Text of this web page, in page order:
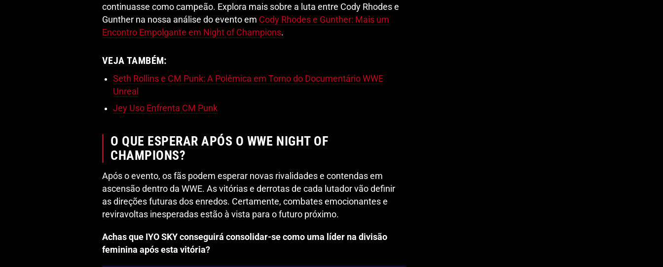
continuasse como campeão. Explora mais sobre a luta entre Cody Rhodes e
Gunther na nossa análise do evento em Cody Rhodes e Gunther: Mais um
Encontro Empolgante em Night of Champions.
VEJA TAMBÉM:
Seth Rollins e CM Punk: A Polêmica em Torno do Documentário WWE
Unreal
Jey Uso Enfrenta CM Punk
O QUE ESPERAR APÓS O WWE NIGHT OF
CHAMPIONS?
Após o evento, os fãs podem esperar novas rivalidades e contendas em
ascensão dentro da WWE. As vitórias e derrotas de cada lutador vão definir
as direções futuras dos enredos. Certamente, combates emocionantes e
reviravoltas inesperadas estão à vista para o futuro próximo.
Achas que IYO SKY conseguirá consolidar-se como uma líder na divisão
feminina após esta vitória?